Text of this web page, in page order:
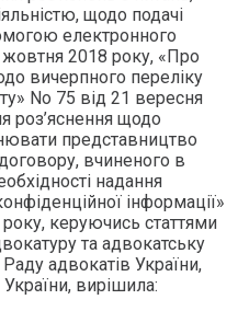
щодо подачі
електронного
жовтня 2018 року, «Про
вичерпного переліку
No 75 від 21 вересня
роз’яснення щодо
представництво
договору, вчиненого в
надання
інформації»
керуючись статтями
та адвокатську
адвокатів України,
вирішила: